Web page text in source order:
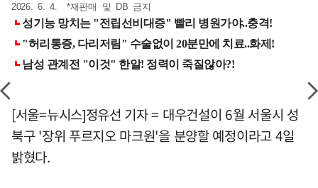
2026. 6. 4. *재판매 및 DB 금지
[서울=뉴시스]정유선 기자 = 대우건설이 6월 서울시 성
북구 '장위 푸르지오 마크원'을 분양할 예정이라고 4일
밝혔다.